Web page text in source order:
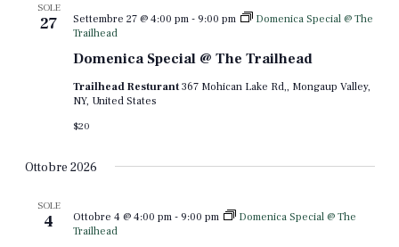
SOLE
27
Domenica Special @ The Trailhead
Settembre 27 @ 4:00 pm- 9:00 pm
Domenica Special @ The
Trailhead
Trailhead Resturant367 Mohican Lake Rd,, Mongaup Valley,
NY, United States
$20
Ottobre 2026
SOLE
4 Ottobre 4 @ 4:00 pm- 9:00 pm
Domenica Special @ The
Trailhead